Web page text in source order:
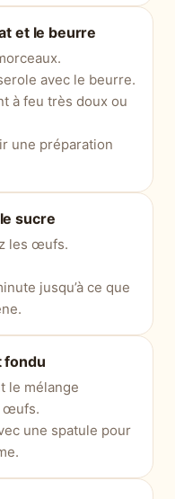
et le beurre
avec le beurre.
à feu très doux ou
une préparation
sucre
les œufs.
jusqu’à ce que
fondu
le mélange
œufs.
une spatule pour